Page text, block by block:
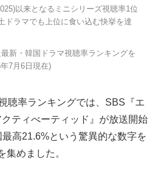
以来となるミニシリーズ視聴率1位
ドラマでも上位に食い込む快挙を達
新・韓国ドラマ視聴率ランキングを
7月6日現在)
聴率ランキングでは、SBS『エ
ティべーティッド』が放送開始
高21.6%という驚異的な数字を
集めました。